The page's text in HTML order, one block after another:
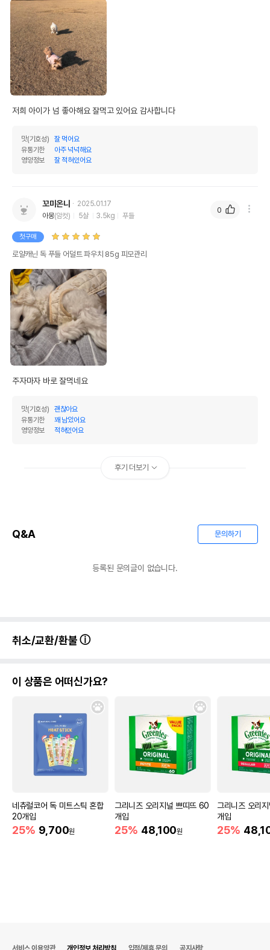
저희 아이가 넘 좋아해요 잘먹고 있어요 감사합니다
맛(기호성)
잘 먹어요
유통기한
아주 넉넉해요
영양정보
잘 적혀있어요
꼬미온니
2025.01.17
아몽(암컷) 5살 3.5kg 푸들
첫구매
로얄캐닌 독 푸들 어덜트 파우치 85g 피모관리
주자마자 바로 잘먹네요
맛(기호성)
괜찮아요
유통기한
꽤 남았어요
영양정보
적혀있어요
0
후기 더보기
Q&A 문의하기
등록된 문의글이 없습니다.
취소/교환/환불
이 상품은 어떠신가요?
네츄럴코어 독 미트스틱 혼합
20개입
25% 9,700원
그리니즈 오리지널 쁘띠뜨 60
개입
25% 48,100원
그리니즈 오리
개입
25%
서비스 이용약관 개인정보 처리방침 입점/제휴 문의 공지사항